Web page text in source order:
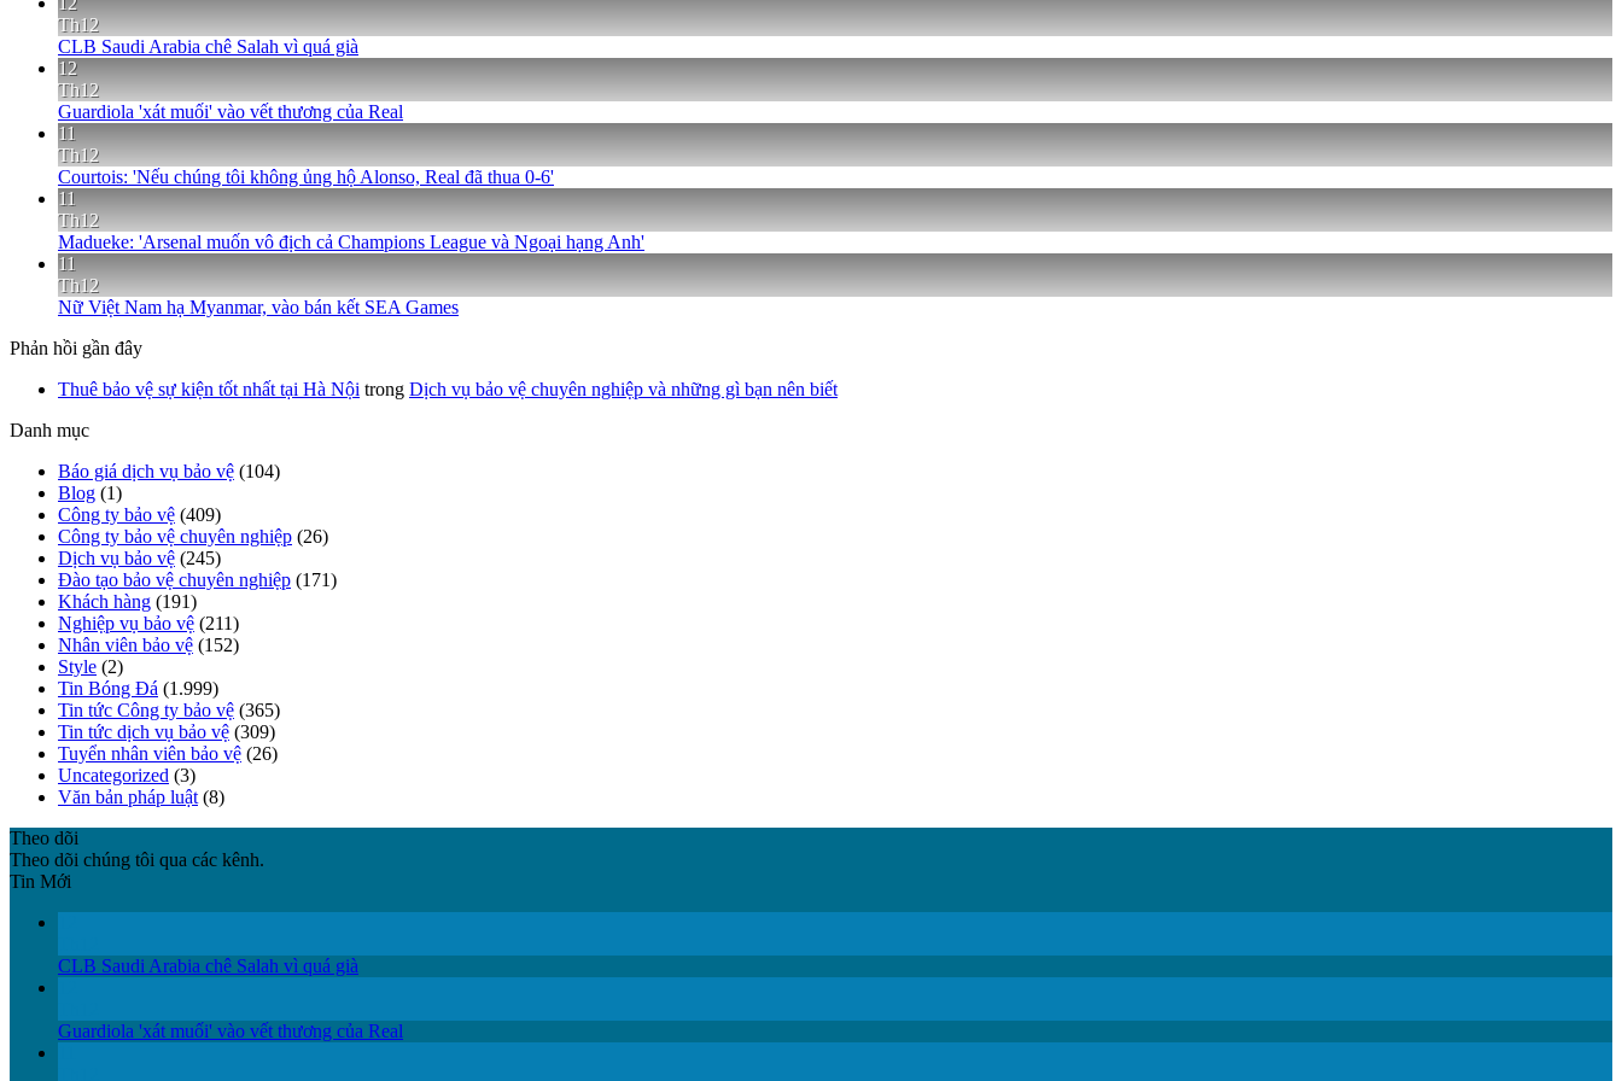
Th12
CLB Saudi Arabia chê Salah vì quá già
12
Th12
Guardiola 'xát muối' vào vết thương của Real
11
Th12
Courtois: 'Nếu chúng tôi không ủng hộ Alonso, Real đã thua 0-6'
11
Th12
Madueke: 'Arsenal muốn vô địch cả Champions League và Ngoại hạng Anh'
11
Th12
Nữ Việt Nam hạ Myanmar, vào bán kết SEA Games
Phản hồi gần đây
Thuê bảo vệ sự kiện tốt nhất tại Hà Nội trong Dịch vụ bảo vệ chuyên nghiệp và những gì bạn nên biết
Danh mục
Báo giá dịch vụ bảo vệ (104)
Blog (1)
Công ty bảo vệ (409)
Công ty bảo vệ chuyên nghiệp (26)
Dịch vụ bảo vệ (245)
Đào tạo bảo vệ chuyên nghiệp (171)
Khách hàng (191)
Nghiệp vụ bảo vệ (211)
Nhân viên bảo vệ (152)
Style (2)
Tin Bóng Đá (1.999)
Tin tức Công ty bảo vệ (365)
Tin tức dịch vụ bảo vệ (309)
Tuyển nhân viên bảo vệ (26)
Uncategorized (3)
Văn bản pháp luật (8)
Theo dõi
Theo dõi chúng tôi qua các kênh.
Tin Mới
CLB Saudi Arabia chê Salah vì quá già
Guardiola 'xát muối' vào vết thương của Real